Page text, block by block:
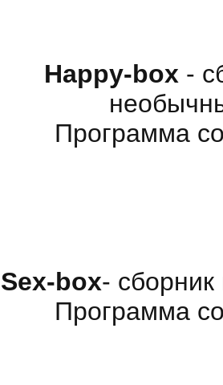
Happy-box -
Программа
Sex-box-
Программа